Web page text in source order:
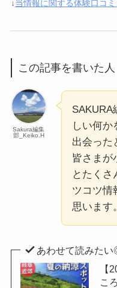
↓当情報に関する体験口コ
この記事を書いた人
Sakura編集
部_Keiko.H
SAKURA
しい何か
出会った
皆さまが
とたくさ
ツコツ情
思います。
あわせて読みた
【
こ